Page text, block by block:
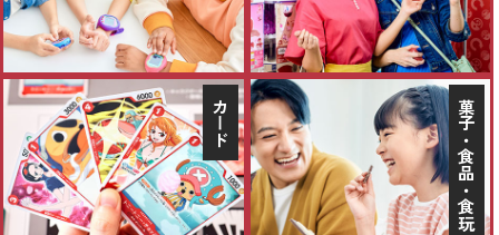
カード 菓子・食品・食玩